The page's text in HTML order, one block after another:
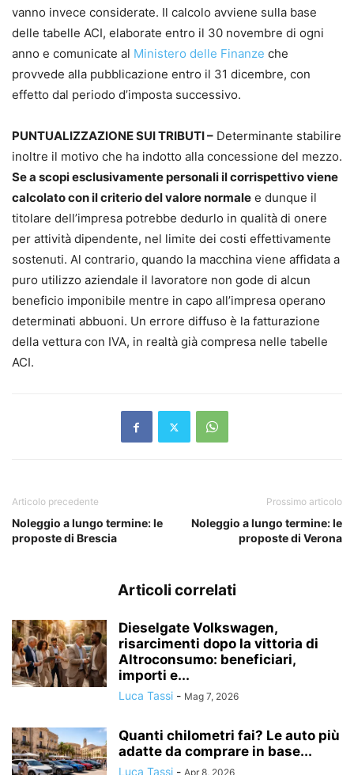
vanno invece considerate. Il calcolo avviene sulla base
delle tabelle ACI, elaborate entro il 30 novembre di ogni
anno e comunicate al Ministero delle Finanze che
provvede alla pubblicazione entro il 31 dicembre, con
effetto dal periodo d’imposta successivo.
PUNTUALIZZAZIONE SUI TRIBUTI – Determinante stabilire
inoltre il motivo che ha indotto alla concessione del mezzo.
Se a scopi esclusivamente personali il corrispettivo viene
calcolato con il criterio del valore normale e dunque il
titolare dell’impresa potrebbe dedurlo in qualità di onere
per attività dipendente, nel limite dei costi effettivamente
sostenuti. Al contrario, quando la macchina viene affidata a
puro utilizzo aziendale il lavoratore non gode di alcun
beneficio imponibile mentre in capo all’impresa operano
determinati abbuoni. Un errore diffuso è la fatturazione
della vettura con IVA, in realtà già compresa nelle tabelle
ACI.
Articolo precedente
Noleggio a lungo termine: le
proposte di Brescia
Prossimo articolo
Noleggio a lungo termine: le
proposte di Verona
Articoli correlati
Dieselgate Volkswagen,
risarcimenti dopo la vittoria di
Altroconsumo: beneficiari,
importi e...
Luca Tassi - Mag 7, 2026
Quanti chilometri fai? Le auto più
adatte da comprare in base...
Luca Tassi - Apr 8, 2026